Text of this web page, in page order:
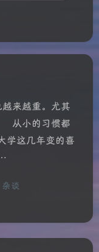
来越重。尤其
从小的习惯都
学这几年变的喜
杂谈